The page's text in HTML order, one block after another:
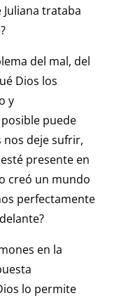
trataba
del mal, del
Dios los
y
puede
nos deje sufrir,
presente en
creó un mundo
perfectamente
en la
lo permite